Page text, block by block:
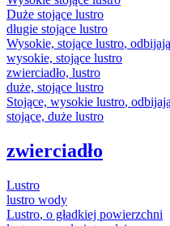
Duże stojące lustro
długie stojące lustro
Wysokie, stojące lustro,
wysokie, stojące lustro
zwierciadło, lustro
duże, stojące lustro
Stojące, wysokie lustro,
stojące, duże lustro
zwierciadło
Lustro
lustro wody
Lustro, o gładkiej powierzchni